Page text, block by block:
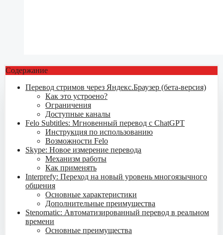
Содержание
Перевод стримов через Яндекс.Браузер (бета-версия)
Как это устроено?
Ограничения
Доступные каналы
Felo Subtitles: Мгновенный перевод с ChatGPT
Инструкция по использованию
Возможности Felo
Skype: Новое измерение перевода
Механизм работы
Как применять
Interprefy: Переход на новый уровень многоязычного
общения
Основные характеристики
Дополнительные преимущества
Stenomatic: Автоматизированный перевод в реальном
времени
Основные преимущества